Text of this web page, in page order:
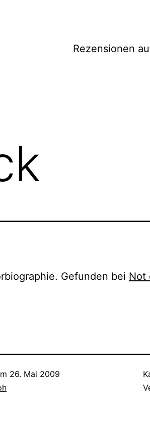
Rezensionen
Gefunden bei Not
26. Mai 2009